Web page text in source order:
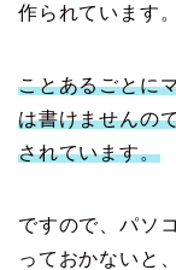
作られています。
ことあるごとに
は書けませんの
されています。
ですので、パソ
っておかないと